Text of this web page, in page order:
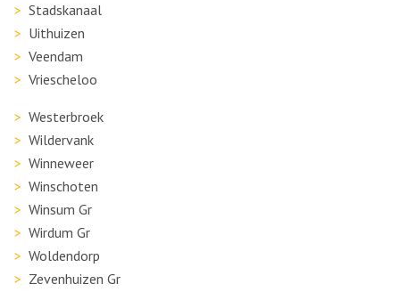
Stadskanaal
Uithuizen
Veendam
Vriescheloo
Westerbroek
Wildervank
Winneweer
Winschoten
Winsum Gr
Wirdum Gr
Woldendorp
Zevenhuizen Gr